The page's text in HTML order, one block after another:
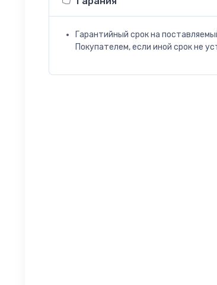
Гарантийный срок на
Покупателем, если иной срок не